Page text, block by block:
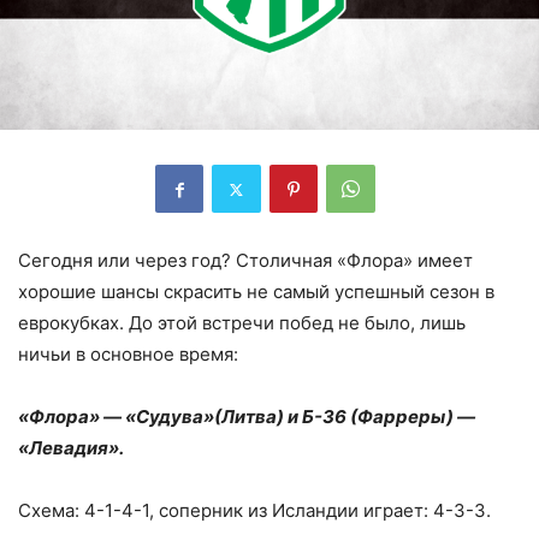
Сегодня или через год? Столичная «Флора» имеет
хорошие шансы скрасить не самый успешный сезон в
еврокубках. До этой встречи побед не было, лишь
ничьи в основное время:
«Флора» — «Судува»(Литва) и Б-36 (Фарреры) —
«Левадия».
Схема: 4-1-4-1, соперник из Исландии играет: 4-3-3.